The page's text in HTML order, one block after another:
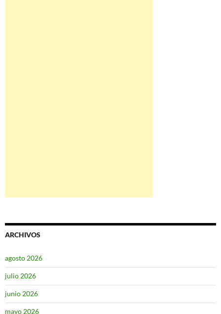
ARCHIVOS
agosto 2026
julio 2026
junio 2026
mayo 2026